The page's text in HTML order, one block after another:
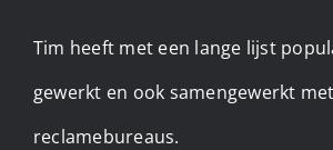
Tim heeft met een lange lijst
gewerkt en ook samengewerkt
reclamebureaus.